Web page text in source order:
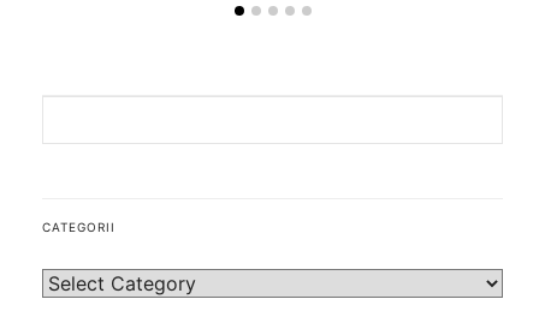
CATEGORII